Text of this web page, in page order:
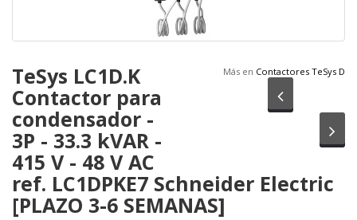
Más en Contactores TeSys D
Anterior
TeSys LC1D.K
Contactor para
condensador -
3P - 33.3 kVAR -
415 V - 48 V AC
ref. LC1DPKE7 Schneider Electric
[PLAZO 3-6 SEMANAS]